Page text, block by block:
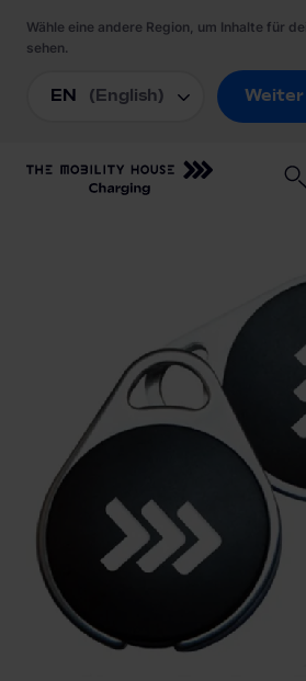
Ladezubehör
Pack)